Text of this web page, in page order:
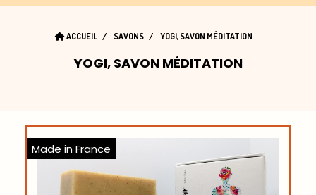
ACCUEIL SAVONS YOGI, SAVON MÉDITATION
YOGI, SAVON MÉDITATION
Made in France